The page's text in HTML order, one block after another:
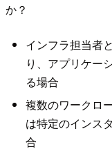
か？
インフラ担当者
り、アプリケー
る場合
複数のワークロ
は特定のインス
合